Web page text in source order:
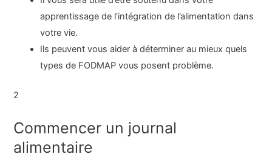
apprentissage de l’intégration de l’alimentation dans
votre vie.
Ils peuvent vous aider à déterminer au mieux quels
types de FODMAP vous posent problème.
2
Commencer un journal
alimentaire